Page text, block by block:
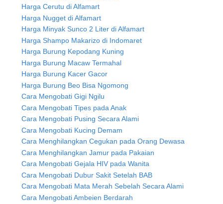
Harga Cerutu di Alfamart
Harga Nugget di Alfamart
Harga Minyak Sunco 2 Liter di Alfamart
Harga Shampo Makarizo di Indomaret
Harga Burung Kepodang Kuning
Harga Burung Macaw Termahal
Harga Burung Kacer Gacor
Harga Burung Beo Bisa Ngomong
Cara Mengobati Gigi Ngilu
Cara Mengobati Tipes pada Anak
Cara Mengobati Pusing Secara Alami
Cara Mengobati Kucing Demam
Cara Menghilangkan Cegukan pada Orang Dewasa
Cara Menghilangkan Jamur pada Pakaian
Cara Mengobati Gejala HIV pada Wanita
Cara Mengobati Dubur Sakit Setelah BAB
Cara Mengobati Mata Merah Sebelah Secara Alami
Cara Mengobati Ambeien Berdarah